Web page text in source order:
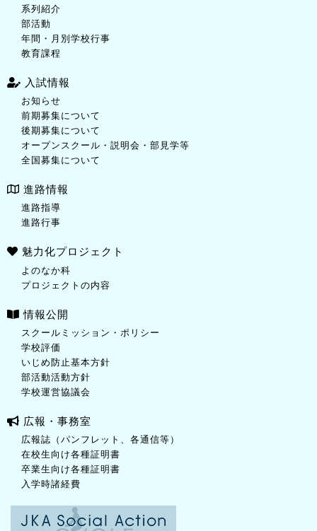
系列紹介
部活動
年間・月別学校行事
教育課程
入試情報
お知らせ
前期募集について
後期募集について
オープンスクール・説明会・部見学等
全国募集について
進路情報
進路指導
進路行事
魅力化プロジェクト
よのなか科
プロジェクトの内容
情報公開
スクールミッション・ポリシー
学校評価
いじめ防止基本方針
部活動活動方針
学校運営協議会
広報・事務室
広報誌（パンフレット、各通信等）
在校生向け各種証明書
卒業生向け各種証明書
入学時諸経費